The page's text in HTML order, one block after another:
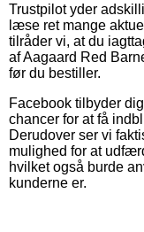
Trustpilot yder
læse ret mange
tilråder vi, at du
af Aagaard Red
før du bestiller.
Facebook tilbyder
chancer for at få
Derudover ser vi
mulighed for at
hvilket også burde
kunderne er.